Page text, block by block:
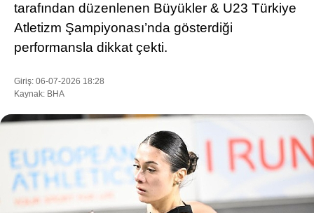
Facebook
EĞİTİM
tarafından düzenlenen Büyükler & U23 Türkiye
Atletizm Şampiyonası’nda gösterdiği
performansla dikkat çekti.
Giriş: 06-07-2026 18:28
Kaynak: BHA